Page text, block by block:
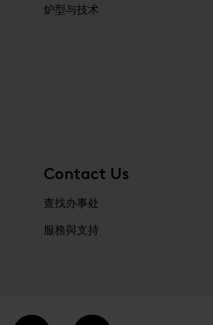
炉型与技术
Contact Us
查找办事处
服務與支持